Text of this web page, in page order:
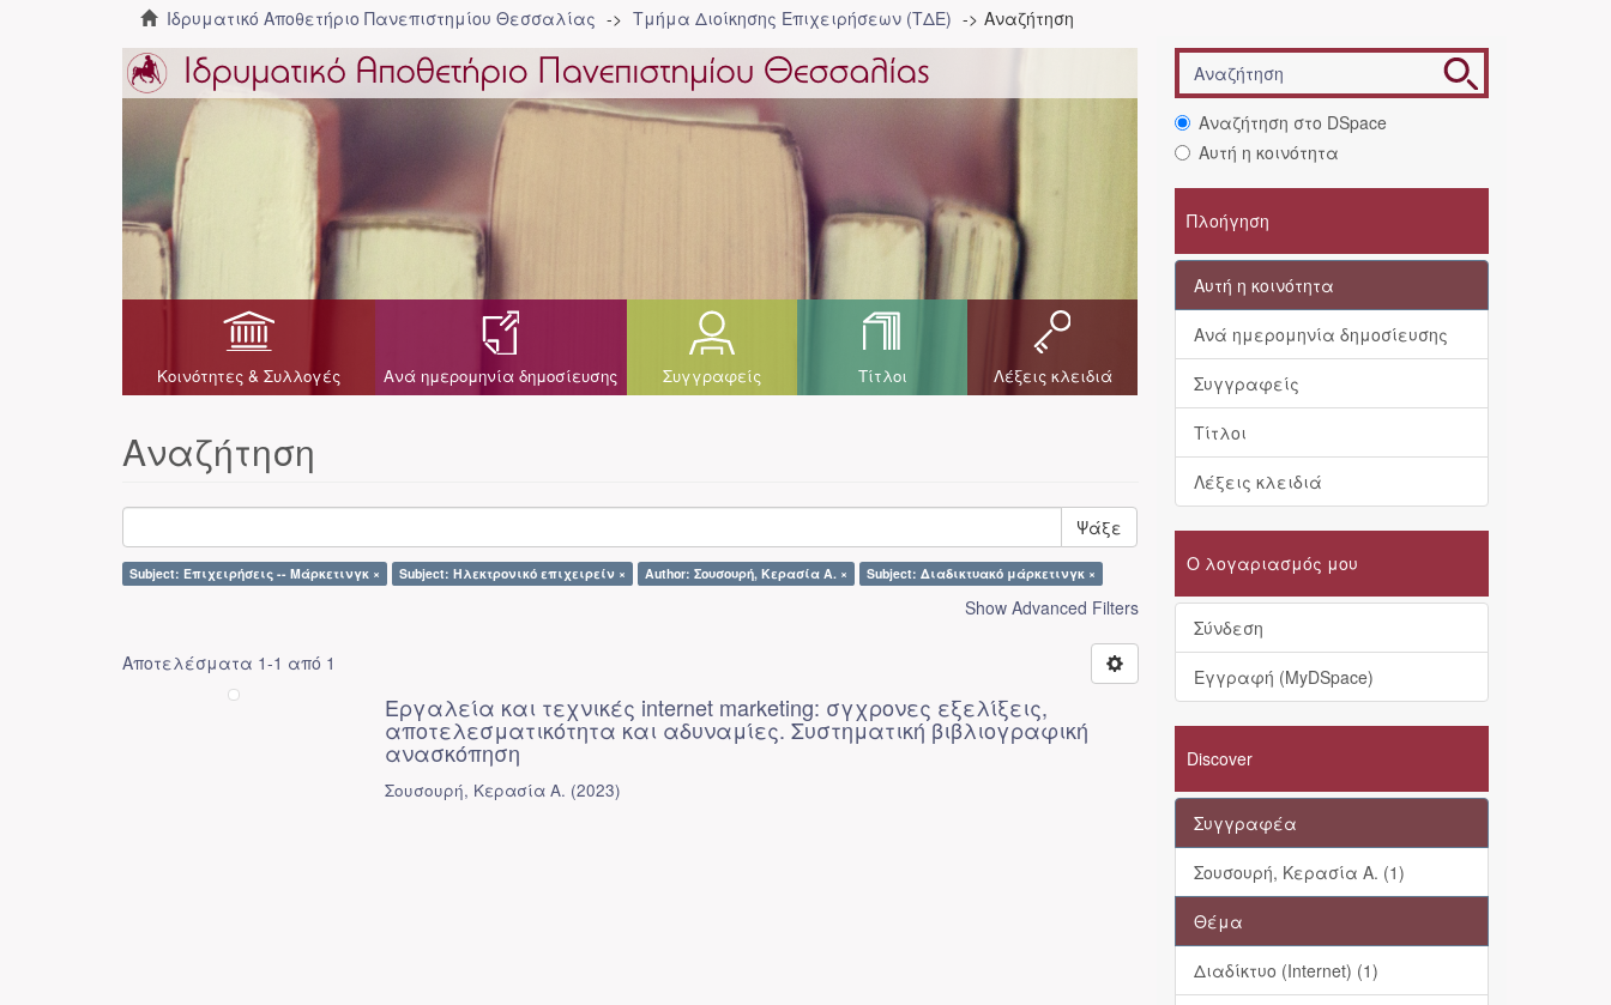
Ιδρυματικό Αποθετήριο Πανεπιστημίου Θεσσαλίας Τμήμα Διοίκησης Επιχειρήσεων (ΤΔΕ) Αναζήτηση
Κοινότητες & Συλλογές Ανά ημερομηνία δημοσίευσης Συγγραφείς Τίτλοι Λέξεις κλειδιά
Αναζήτηση
Ψάξε
Subject: Επιχειρήσεις -- Μάρκετινγκ × Subject: Ηλεκτρονικό επιχειρείν × Author: Σουσουρή, Κερασία Α. × Subject: Διαδικτυακό μάρκετινγκ ×
Show Advanced Filters
Αποτελέσματα 1-1 από 1
Εργαλεία και τεχνικές internet marketing: σγχρονες εξελίξεις,
αποτελεσματικότητα και αδυναμίες. Συστηματική βιβλιογραφική
ανασκόπηση
Σουσουρή, Κερασία Α. (2023)
Αναζήτηση στο DSpace
Αυτή η κοινότητα
Πλοήγηση
Αυτή η κοινότητα
Ανά ημερομηνία δημοσίευσης
Συγγραφείς
Τίτλοι
Λέξεις κλειδιά
Ο λογαριασμός μου
Σύνδεση
Εγγραφή (MyDSpace)
Discover
Συγγραφέα
Σουσουρή, Κερασία Α. (1)
Θέμα
Διαδίκτυο (Internet) (1)